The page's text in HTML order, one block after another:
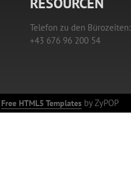
Telefon zu den Bürozeiten:
+43 676 96 200 54
Free HTML5 Templatesby ZyPOP